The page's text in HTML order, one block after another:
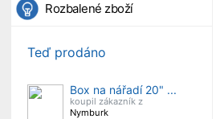
Rozbalené zboží
Teď prodáno
Box na nářadí 20" ...
koupil zákazník z
Nymburk